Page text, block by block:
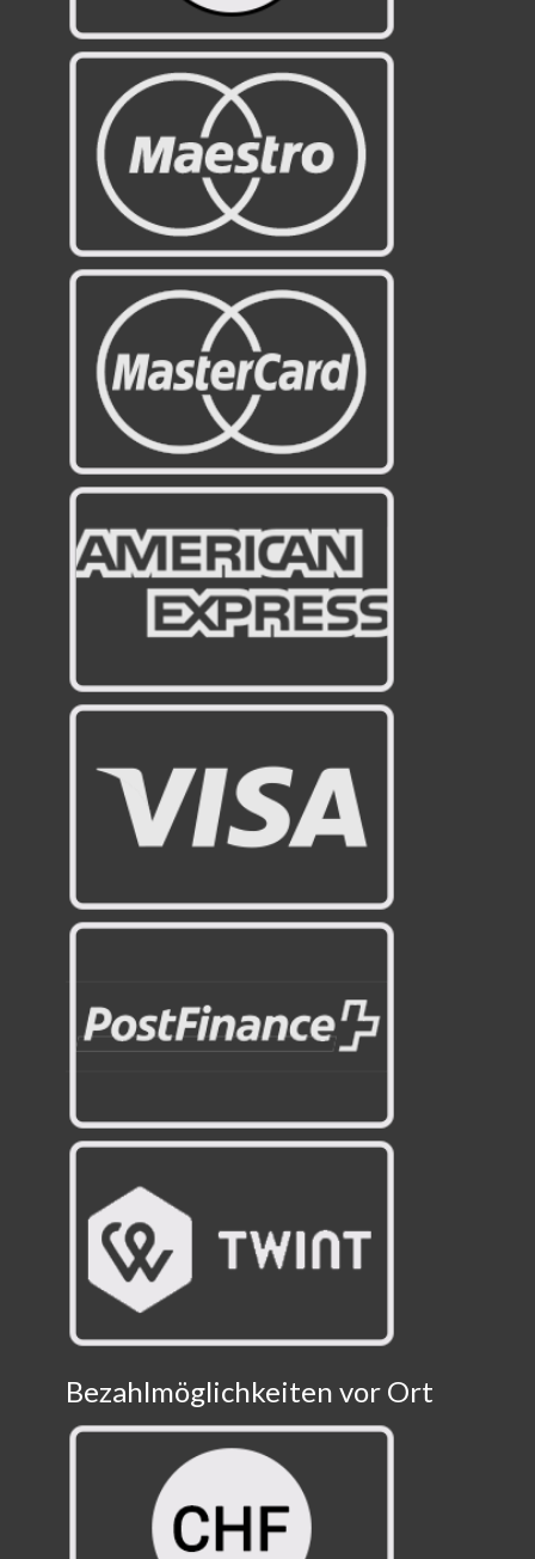
Bezahlmöglichkeiten vor Ort